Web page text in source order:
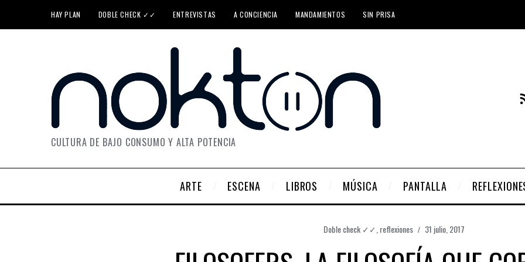
HAY PLAN DOBLE CHECK ✓✓ ENTREVISTAS A CONCIENCIA MANDAMIENTOS SIN PRISA
CULTURA DE BAJO CONSUMO Y ALTA POTENCIA
ARTE ESCENA LIBROS MÚSICA PANTALLA
Doble check ✓✓ reflexiones 31 julio, 2017